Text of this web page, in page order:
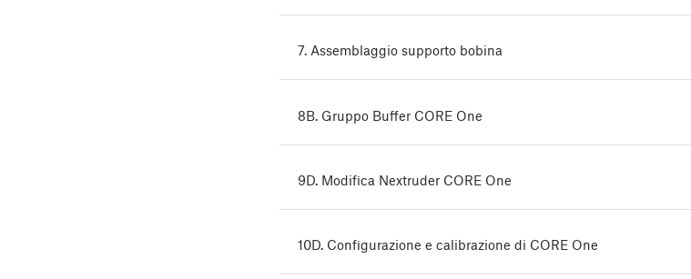
7. Assemblaggio supporto bobina
8B. Gruppo Buffer CORE One
9D. Modifica Nextruder CORE One
10D. Configurazione e calibrazione di CORE One